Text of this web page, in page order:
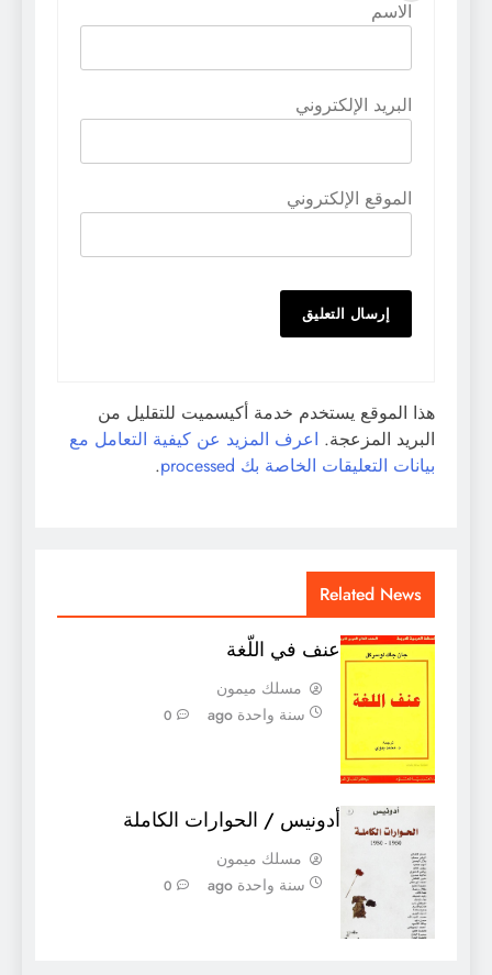
البريد الإلكتروني
الموقع الإلكتروني
هذا الموقع يستخدم خدمة أكيسميت للتقليل من
البريد المزعجة.اعرف المزيد عن كيفية التعامل مع
بيانات التعليقات الخاصة بك processed
.
Related News
عنف في اللّغة
مسلك ميمون
سنة واحدة ago
0
أدونيس / الحوارات الكاملة
مسلك ميمون
سنة واحدة ago
0